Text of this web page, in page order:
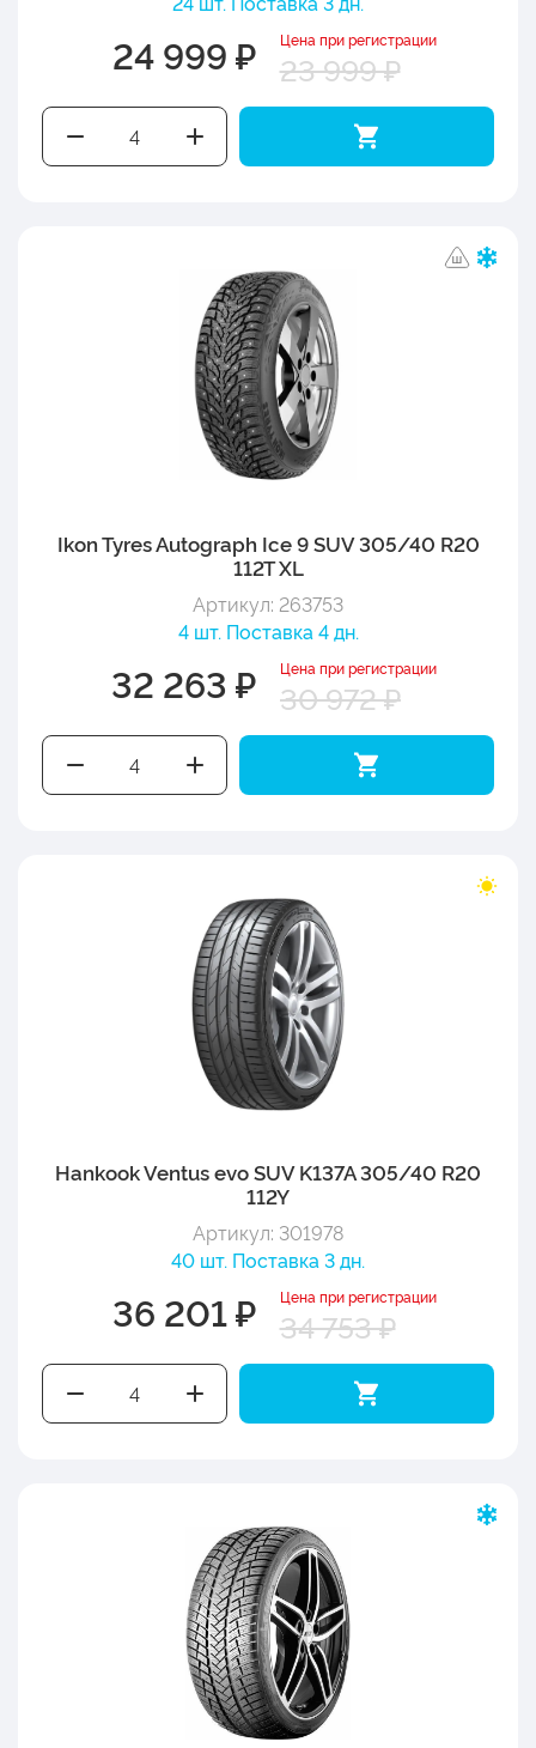
24 999 ₽ Цена при регистрации
23 999 ₽
Ikon Tyres Autograph Ice 9 SUV 305/40 R20
112T XL
Артикул: 263753
4 шт. Поставка 4 дн.
32 263 ₽ Цена при регистрации
30 972 ₽
Hankook Ventus evo SUV K137A 305/40 R20
112Y
Артикул: 301978
40 шт. Поставка 3 дн.
36 201 ₽ Цена при регистрации
34 753 ₽